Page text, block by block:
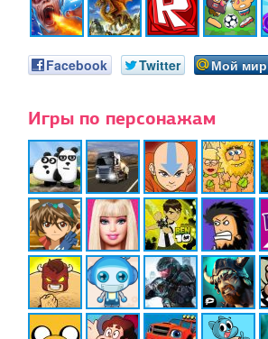
Facebook Twitter Мой мир
Игры по персонажам